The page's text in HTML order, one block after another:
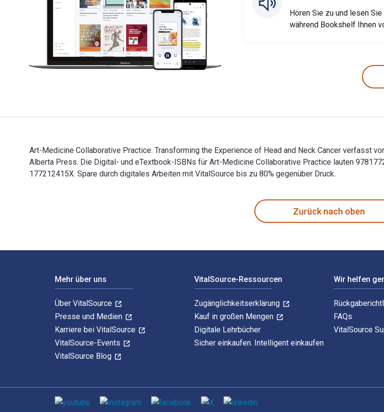
Hören Sie zu und lesen Sie
während Bookshelf Ihnen
Art-Medicine Collaborative Practice: Transforming the Experience of Head and Neck Cancer verfasst
Alberta Press. Die Digital- und eTextbook-ISBNs für Art-Medicine Collaborative Practice lauten
177212415X. Spare durch digitales Arbeiten mit VitalSource bis zu 80% gegenüber Druck.
Zurück nach oben
Mehr über uns
Über VitalSource
Presse und Medien
Karriere bei VitalSource
VitalSource-Events
VitalSource Blog
VitalSource-Ressourcen
Zugänglichkeitserklärung
Kauf in großen Mengen
Digitale Lehrbücher
Sicher einkaufen. Intelligent einkaufen
Wir helfen
FAQs
VitalSource
Sozialen Medien